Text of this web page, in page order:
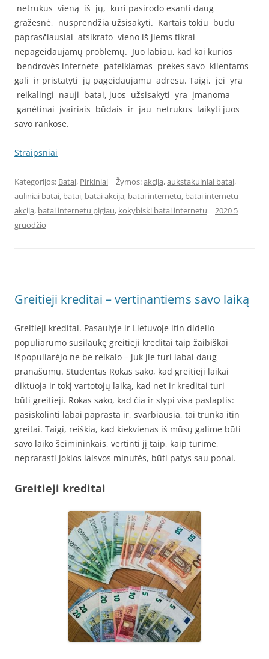
netrukus vieną iš jų, kuri pasirodo esanti daug
gražesnė, nusprendžia užsisakyti. Kartais tokiu būdu
paprasčiausiai atsikrato vieno iš jiems tikrai
nepageidaujamų problemų. Juo labiau, kad kai kurios
bendrovės internete pateikiamas prekes savo klientams
gali ir pristatyti jų pageidaujamu adresu. Taigi, jei yra
reikalingi nauji batai, juos užsisakyti yra įmanoma
ganėtinai įvairiais būdais ir jau netrukus laikyti juos
savo rankose.
Straipsniai
Kategorijos: Batai, Pirkiniai | Žymos:akcija,aukstakulniai batai,
auliniai batai, batai, batai akcija, batai internetu, batai internetu
akcija, batai internetu pigiau, kokybiski batai internetu | 2020 5
gruodžio
Greitieji kreditai – vertinantiems savo laiką
Greitieji kreditai. Pasaulyje ir Lietuvoje itin didelio
populiarumo susilaukę greitieji kreditai taip žaibiškai
išpopuliarėjo ne be reikalo – juk jie turi labai daug
pranašumų. Studentas Rokas sako, kad greitieji laikai
diktuoja ir tokį vartotojų laiką, kad net ir kreditai turi
būti greitieji. Rokas sako, kad čia ir slypi visa paslaptis:
pasiskolinti labai paprasta ir, svarbiausia, tai trunka itin
greitai. Taigi, reiškia, kad kiekvienas iš mūsų galime būti
savo laiko šeimininkais, vertinti jį taip, kaip turime,
neprarasti jokios laisvos minutės, būti patys sau ponai.
Greitieji kreditai